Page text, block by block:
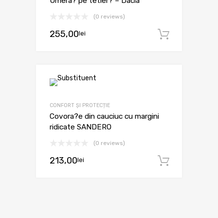
(0 reviews)
255,00lei
CONFORT ȘI PROTECȚIE
Covora?e din cauciuc cu margini
ridicate SANDERO
(0 reviews)
213,00lei